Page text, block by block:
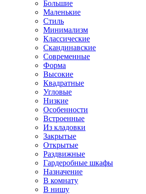
Большие
Маленькие
Стиль
Минимализм
Классические
Скандинавские
Современные
Форма
Высокие
Квадратные
Угловые
Низкие
Особенности
Встроенные
Из кладовки
Закрытые
Открытые
Раздвижные
Гардеробные шкафы
Назначение
В комнату
В нишу